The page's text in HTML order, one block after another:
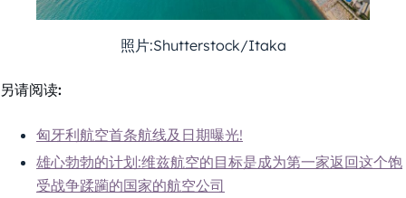
照片:Shutterstock/Itaka
另请阅读:
匈牙利航空首条航线及日期曝光!
雄心勃勃的计划:维兹航空的目标是成为第一家返回这个饱
受战争蹂躏的国家的航空公司